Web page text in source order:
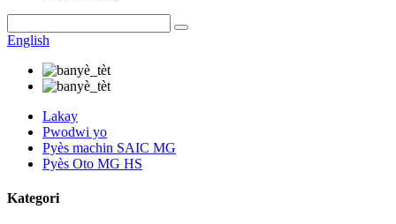
English
Lakay
Pwodwi yo
Pyès machin SAIC MG
Pyès Oto MG HS
Kategori